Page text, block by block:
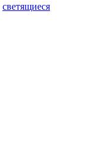
cветящиеся